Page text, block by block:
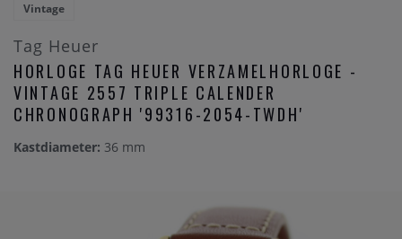
Vintage
Tag Heuer
HORLOGE TAG HEUER VERZAMELHORLOGE -
VINTAGE 2557 TRIPLE CALENDER
CHRONOGRAPH '99316-2054-TWDH'
Kastdiameter: 36 mm